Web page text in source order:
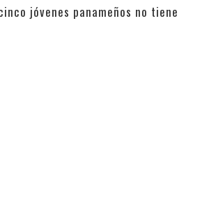
jóvenes panameños no tiene